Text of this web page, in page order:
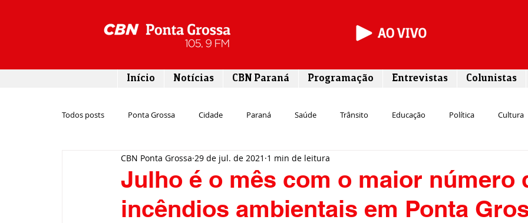
Início Notícias CBN Paraná Programação Entrevistas Colunistas
Todos posts Ponta Grossa Cidade Paraná Saúde Trânsito Educação Política Cultura
Emprego Campos Gerais Segurança Entrevista
Rodovias Agronegócio Meio ambiente Comunicação Empreendedorismo
Julho é o mês com o maior número
incêndios ambientais em Ponta
CBN Ponta Grossa 29 de jul. de 2021 1 min de leitura